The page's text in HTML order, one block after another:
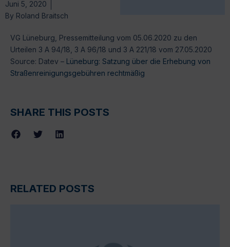
Juni 5, 2020
By Roland Braitsch
VG Lüneburg, Pressemitteilung vom 05.06.2020 zu den
Urteilen 3 A 94/18, 3 A 96/18 und 3 A 221/18 vom 27.05.2020
Source: Datev – Lüneburg: Satzung über die Erhebung von
Straßenreinigungsgebühren rechtmäßig
SHARE THIS POSTS
RELATED POSTS